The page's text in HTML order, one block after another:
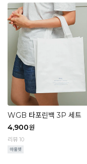
WGB 타포린백 3P 세트
4,900원
리뷰 10